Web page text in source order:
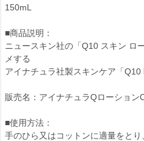
150mL
■商品説明：
ニュースキン社の「Q10 スキン ロ
メする
アイナチュラ社製スキンケア「Q10
販売名：アイナチュラQローション
■使用方法：
手のひら又はコットンに適量をと